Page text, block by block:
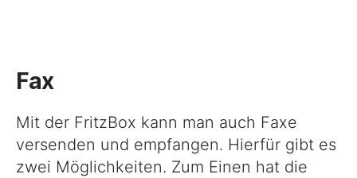
Fax
Mit der FritzBox kann man auch Faxe
versenden und empfangen. Hierfür gibt es
zwei Möglichkeiten. Zum Einen hat die